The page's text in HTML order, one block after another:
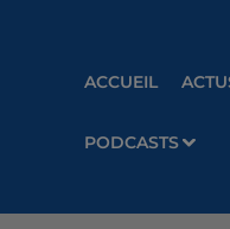
ACCUEIL
PODCASTS